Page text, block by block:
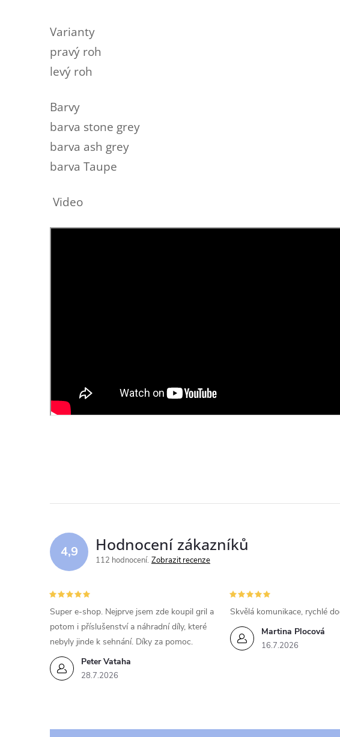
Varianty
pravý roh
levý roh
Barvy
barva stone grey
barva ash grey
barva Taupe
Video
4,9 Hodnocení zákazníků
112 hodnocení Zobrazit recenze
Peter Vataha
28.7.2026
Super e-shop. Nejprve jsem zde koupil gril a
potom i příslušenství a náhradní díly, které
nebyly jinde k sehnání. Díky za pomoc.
Martina Plocová
16.7.2026
Skvělá komunikace, rychlé